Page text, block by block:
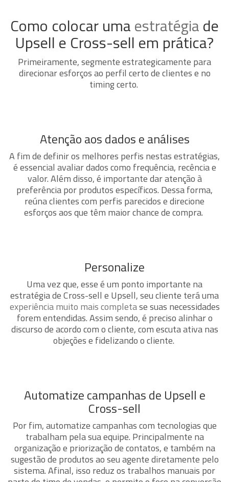
Como colocar umaestratégiade
Upsell e Cross-sell em prática?
Primeiramente, segmente estrategicamente para
direcionar esforços ao perfil certo de clientes e no
timing certo.
Atenção aos dados e análises
A fim de definir os melhores perfis nestas estratégias,
é essencial avaliar dados como frequência, recência e
valor. Além disso, é importante dar atenção à
preferência por produtos específicos. Dessa forma,
reúna clientes com perfis parecidos e direcione
esforços aos que têm maior chance de compra.
Personalize
Uma vez que, esse é um ponto importante na
estratégia de Cross-sell e Upsell, seu cliente terá uma
experiência muito mais completase suas necessidades
forem entendidas. Assim sendo, é preciso alinhar o
discurso de acordo com o cliente, com escuta ativa nas
objeções e fidelizando o cliente.
Automatize campanhas de Upsell e
Cross-sell
Por fim, automatize campanhas com tecnologias que
trabalham pela sua equipe. Principalmente na
organização e priorização de contatos, e também na
sugestão de produtos ao seu agente diretamente pelo
sistema. Afinal, isso reduz os trabalhos manuais por